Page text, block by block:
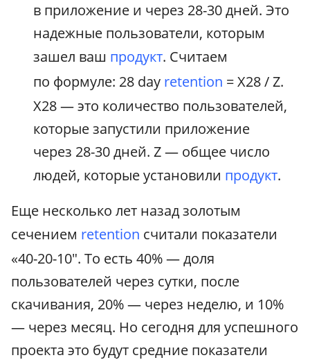
в приложение и через 28-30 дней. Это
надежные пользователи, которым
зашел ваш продукт. Считаем
по формуле: 28 day retention = X28 / Z.
X28 — это количество пользователей,
которые запустили приложение
через 28-30 дней. Z — общее число
людей, которые установили продукт.
Еще несколько лет назад золотым
сечением retention считали показатели
«40-20-10". То есть 40% — доля
пользователей через сутки, после
скачивания, 20% — через неделю, и 10%
— через месяц. Но сегодня для успешного
проекта это будут средние показатели